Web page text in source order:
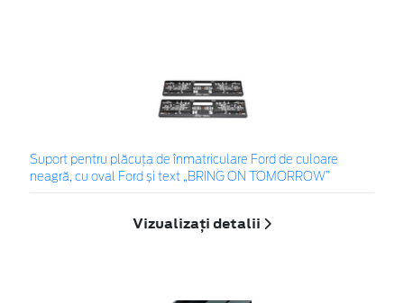
Suport pentru plăcuța de înmatriculare Ford de culoare
neagră, cu oval Ford și text „BRING ON TOMORROW”
Vizualizați detalii